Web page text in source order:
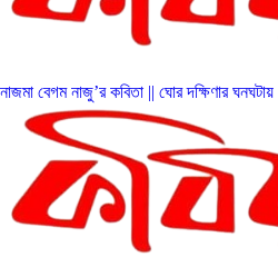
নাজমা বেগম নাজু’র কবিতা || ঘোর দক্ষিণার ঘনঘটায়